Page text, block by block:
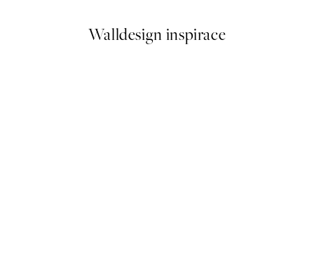
Walldesign inspirace